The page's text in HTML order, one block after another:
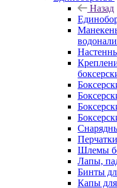
Назад
Шлемы
Лапы,
Бинты
Капы для